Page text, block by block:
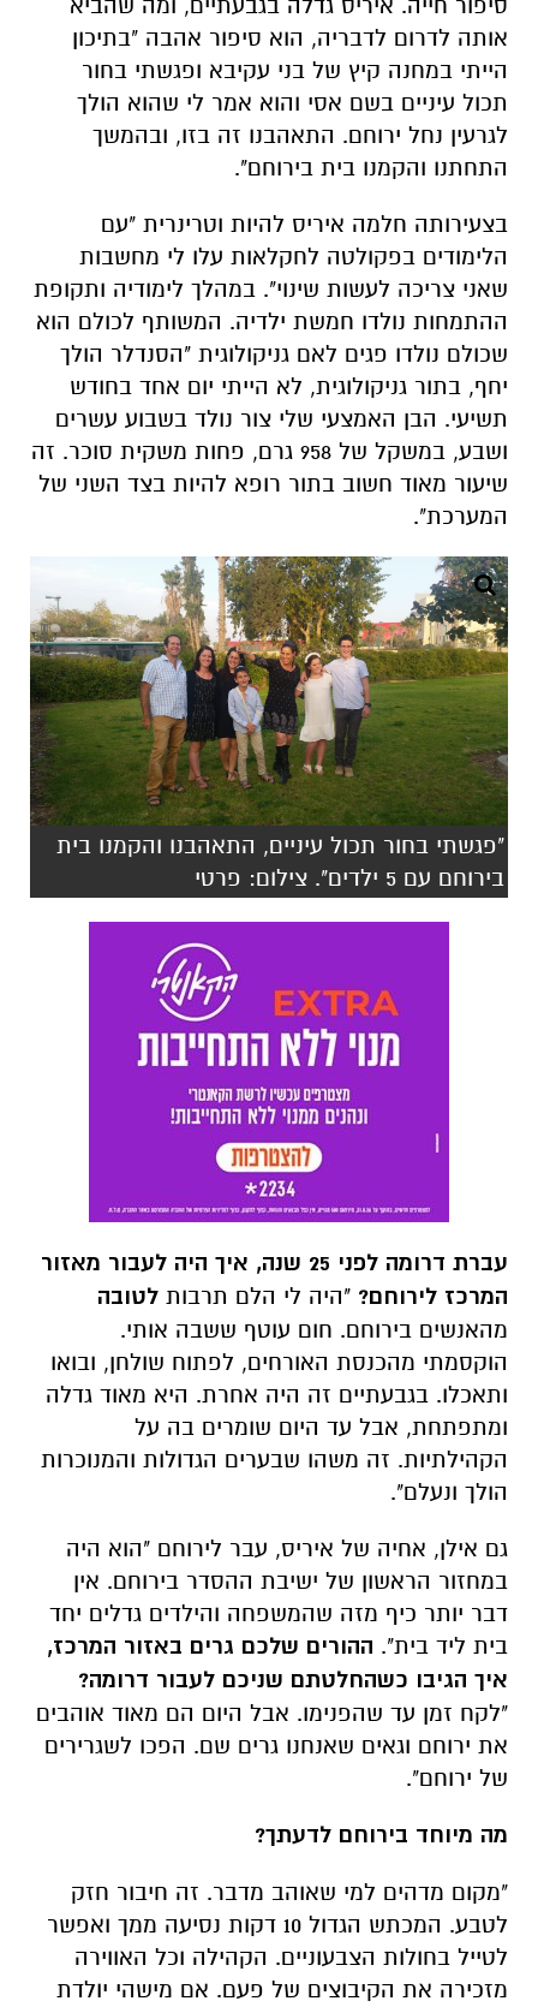
לגרעין נחל ירוחם. התאהבנו זה בזו, ובהמשך
התחתנו והקמנו בית בירוחם".
בצעירותה חלמה איריס להיות וטרינרית "עם
הלימודים בפקולטה לחקלאות עלו לי מחשבות
שאני צריכה לעשות שינוי". במהלך לימודיה ותקופת
שכולם נולדו פגים לאם גניקולוגית "הסנדלר הולך
יחף, בתור גניקולוגית, לא הייתי יום אחד בחודש
תשיעי. הבן האמצעי שלי צור נולד בשבוע עשרים
ושבע, במשקל של 958 גרם, פחות משקית סוכר. זה
שיעור מאוד חשוב בתור רופא להיות בצד השני של
המערכת".
"פגשתי בחור תכול עיניים, התאהבנו והקמנו בית
בירוחם עם 5 ילדים". צילום: פרטי
עברת דרומה לפני 25 שנה, איך היה לעבור מאזור
"היה לי הלם תרבות
מהאנשים בירוחם. חום עוטף ששבה אותי.
ותאכלו. בגבעתיים זה היה אחרת. היא מאוד גדלה
ומתפתחת, אבל עד היום שומרים בה על
הקהילתיות. זה משהו שבערים הגדולות והמנוכרות
הולך ונעלם".
גם אילן, אחיה של איריס, עבר לירוחם "הוא היה
במחזור הראשון של ישיבת ההסדר בירוחם. אין
דבר יותר כיף מזה שהמשפחה והילדים גדלים יחד
איך הגיבו כשהחלטתם שניכם לעבור דרומה?
"לקח זמן עד שהפנימו. אבל היום הם מאוד אוהבים
את ירוחם וגאים שאנחנו גרים שם. הפכו לשגרירים
של ירוחם".
מה מיוחד בירוחם לדעתך?
"מקום מדהים למי שאוהב מדבר. זה חיבור חזק
לטייל בחולות הצבעוניים. הקהילה וכל האווירה
מכינים לה סירים שבועיים. ממש יש רשימה,
מתקבצים ומכינים לה אוכל. זה דברים שכמעט
חלפו מן העולם. בעלי אסי אומר 'ירוחם זה המקום
הכי טוב לגור בארץ, אבל עדיף שלא כולם ידעו